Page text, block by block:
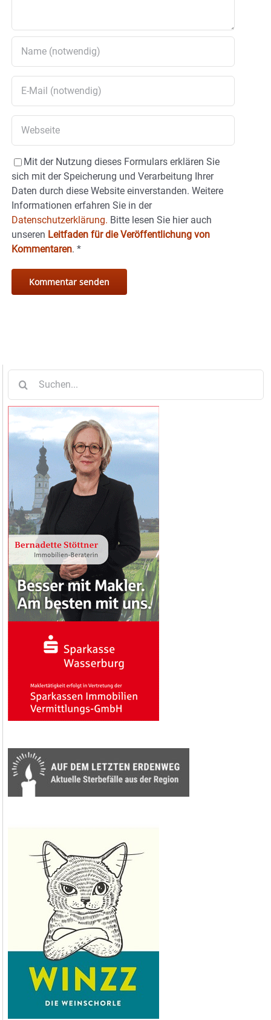
Mit der Nutzung dieses Formulars erklären Sie
sich mit der Speicherung und Verarbeitung Ihrer
Daten durch diese Website einverstanden. Weitere
Informationen erfahren Sie in der
Datenschutzerklärung. Bitte lesen Sie hier auch
unseren Leitfaden für die Veröffentlichung von
Kommentaren. *
nach: